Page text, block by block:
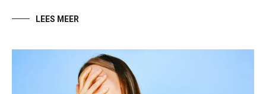
LEES MEER